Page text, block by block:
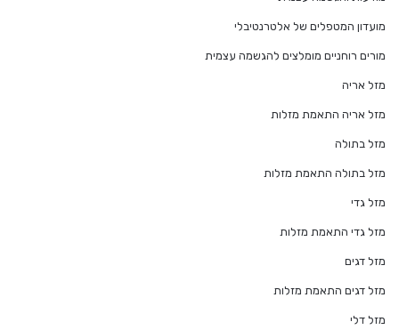
מועדון המטפלים של אלטרנטיבלי
מורים רוחניים מומלצים להגשמה עצמית
מזל אריה
מזל אריה התאמת מזלות
מזל בתולה
מזל בתולה התאמת מזלות
מזל גדי
מזל גדי התאמת מזלות
מזל דגים
מזל דגים התאמת מזלות
מזל דלי